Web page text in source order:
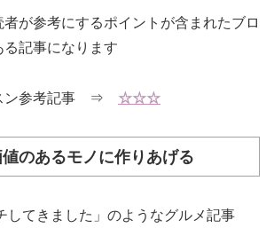
が参考にするポイントが含まれたブロ
記事になります
ン参考記事 ⇒ ☆☆☆
のあるモノに作りあげる
してきました」のようなグルメ記事